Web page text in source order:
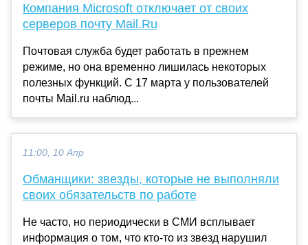
Компания Microsoft отключает от своих
серверов почту Mail.Ru
Почтовая служба будет работать в прежнем
режиме, но она временно лишилась некоторых
полезных функций. С 17 марта у пользователей
почты Mail.ru наблюд...
11:00, 10 Апр
Обманщики: звезды, которые не выполняли
своих обязательств по работе
Не часто, но периодически в СМИ всплывает
информация о том, что кто-то из звезд нарушил